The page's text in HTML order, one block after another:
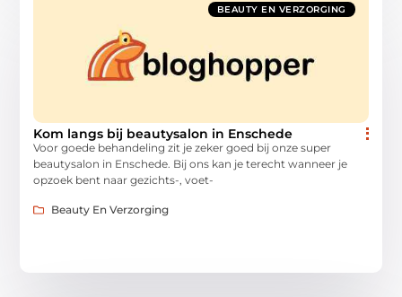
BEAUTY EN VERZORGING
Kom langs bij beautysalon in Enschede
Voor goede behandeling zit je zeker goed bij onze super
beautysalon in Enschede. Bij ons kan je terecht wanneer je
opzoek bent naar gezichts-, voet-
Beauty En Verzorging